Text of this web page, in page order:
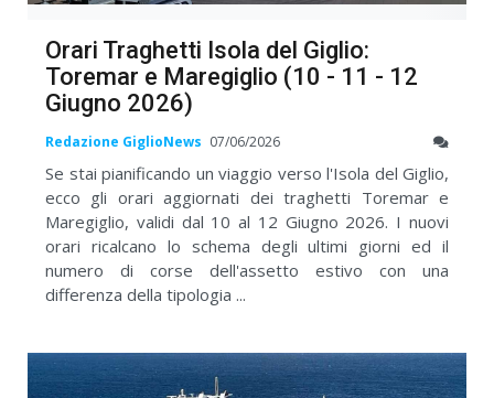
Orari Traghetti Isola del Giglio:
Toremar e Maregiglio (10 - 11 - 12
Giugno 2026)
Redazione GiglioNews 07/06/2026
Se stai pianificando un viaggio verso l'Isola del Giglio,
ecco gli orari aggiornati dei traghetti Toremar e
Maregiglio, validi dal 10 al 12 Giugno 2026. I nuovi
orari ricalcano lo schema degli ultimi giorni ed il
numero di corse dell'assetto estivo con una
differenza della tipologia ...